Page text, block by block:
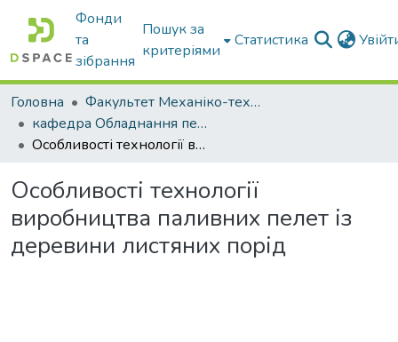
Фонди
та
зібрання
Пошук за
критеріями
Статистика
Головна
Факультет Механіко-технологічний
кафедра Обладнання переробних і харчових виробництв ім. професора Ф.Ю. Ялпачика
Особливості технології виробництва паливних пелет із деревини листяних порід
Особливості технології
виробництва паливних пелет із
деревини листяних порід